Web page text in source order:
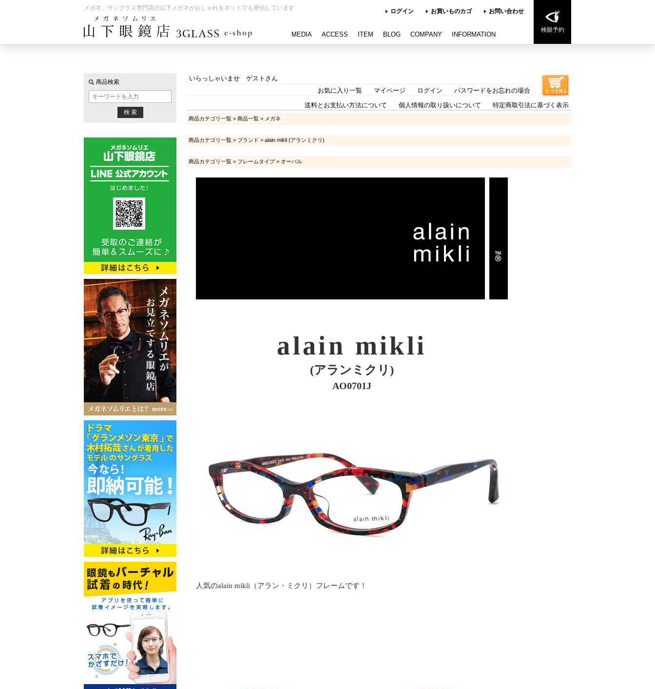
メガネ、サングラス専門店の山下メガネがおしゃれをネットでも発信しています ログイン お買いものカゴ お問い合わせ
検眼予約
MEDIA ACCESS ITEM BLOG COMPANY INFORMATION
商品検索
いらっしゃいませ ゲストさん
お気に入り一覧
マイページ ログイン
パスワードをお忘れの場合
送料とお支払い方法について
個人情報の取り扱いについて 特定商取引法に基づく表示
商品カテゴリ一覧 > 商品一覧 > メガネ
商品カテゴリ一覧 > ブランド > alain mikli (アランミクリ)
商品カテゴリ一覧 > フレームタイプ> オーバル